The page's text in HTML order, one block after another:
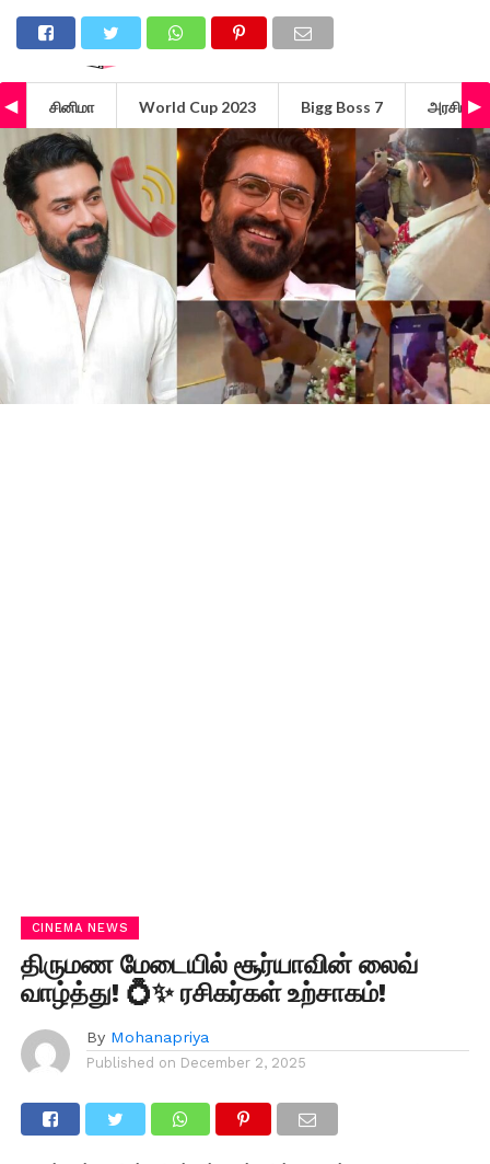
சினிமா World Cup 2023 Bigg Boss 7 அரசியல்
CINEMA NEWS
திருமண மேடையில் சூர்யாவின் லைவ்
வாழ்த்து! 💍✨ ரசிகர்கள் உற்சாகம்!
By Mohanapriya
Published on December 2, 2025